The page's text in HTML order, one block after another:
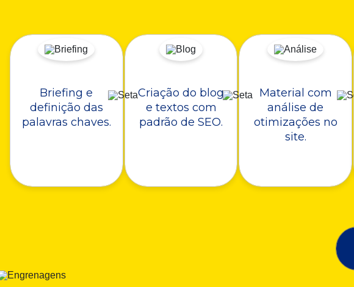
Briefing e
definição das
palavras chaves.
Criação do blog
e textos com
padrão de SEO.
Material com
análise de
otimizações no
site.